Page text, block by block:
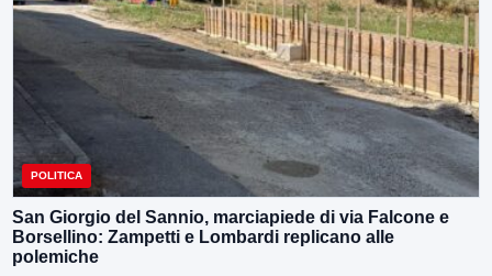
POLITICA
San Giorgio del Sannio, marciapiede di via Falcone e
Borsellino: Zampetti e Lombardi replicano alle
polemiche